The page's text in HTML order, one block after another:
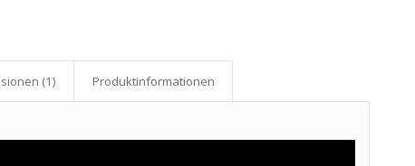
(1) Produkt­informationen